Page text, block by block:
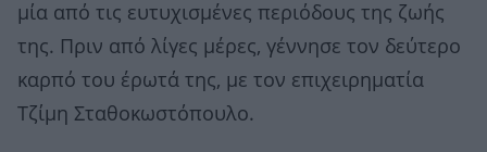
μία από τις ευτυχισμένες περιόδους της ζωής
της. Πριν από λίγες μέρες, γέννησε τον δεύτερο
καρπό του έρωτά της, με τον επιχειρηματία
Τζίμη Σταθοκωστόπουλο.